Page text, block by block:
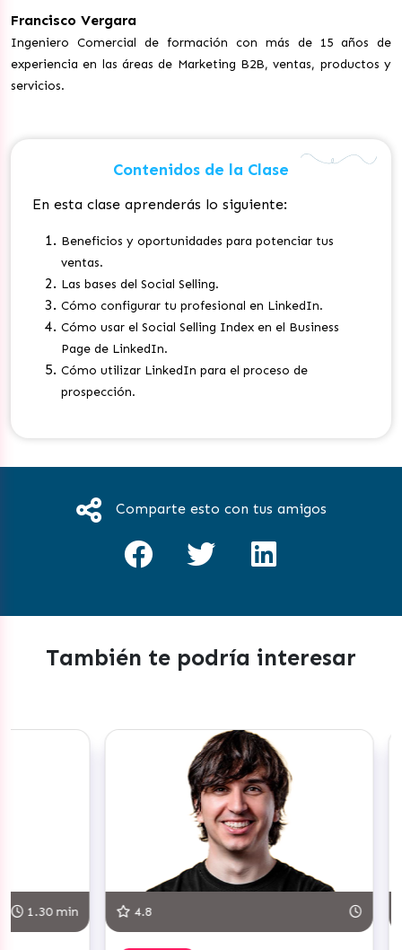
Francisco Vergara
Ingeniero Comercial de formación con más de 15 años de
experiencia en las áreas de Marketing B2B, ventas, productos y
servicios.
Contenidos de la Clase
En esta clase aprenderás lo siguiente:
Beneficios y oportunidades para potenciar tus
ventas.
Las bases del Social Selling.
Cómo configurar tu profesional en LinkedIn.
Cómo usar el Social Selling Index en el Business
Page de LinkedIn.
Cómo utilizar LinkedIn para el proceso de
prospección.
Comparte esto con tus amigos
También te podría interesar
min 4.8